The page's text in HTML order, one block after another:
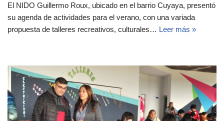
El NIDO Guillermo Roux, ubicado en el barrio Cuyaya, presentó
su agenda de actividades para el verano, con una variada
propuesta de talleres recreativos, culturales… Leer más »